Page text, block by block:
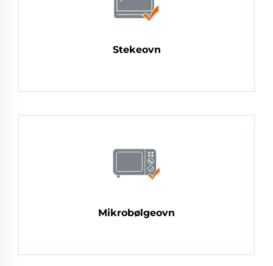
Stekeovn
Mikrobølgeovn